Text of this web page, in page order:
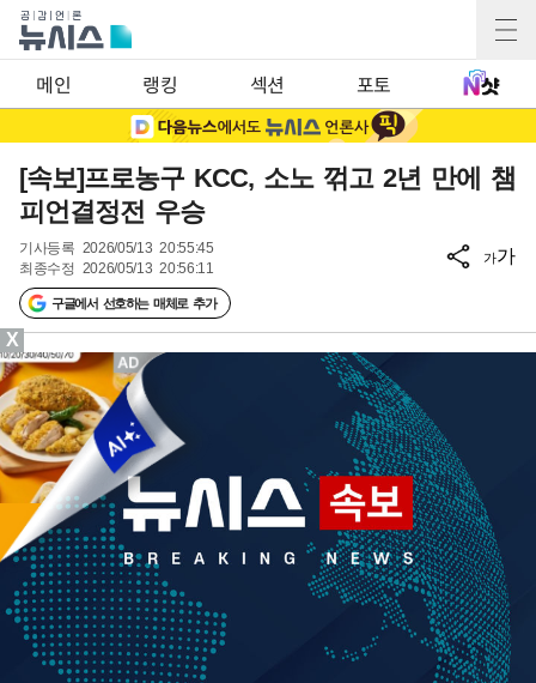
메인 랭킹 섹션 포토
[속보]프로농구 KCC, 소노 꺾고 2년 만에 챔
피언결정전 우승
기사등록 2026/05/13 20:55:45
최종수정 2026/05/13 20:56:11
구글에서 선호하는 매체로 추가
가가
X